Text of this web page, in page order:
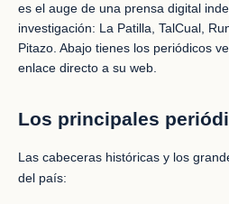
es el auge de una prensa digital
investigación: La Patilla, TalCual,
Pitazo. Abajo tienes los periódicos
enlace directo a su web.
Los principales
Las cabeceras históricas y los
del país: